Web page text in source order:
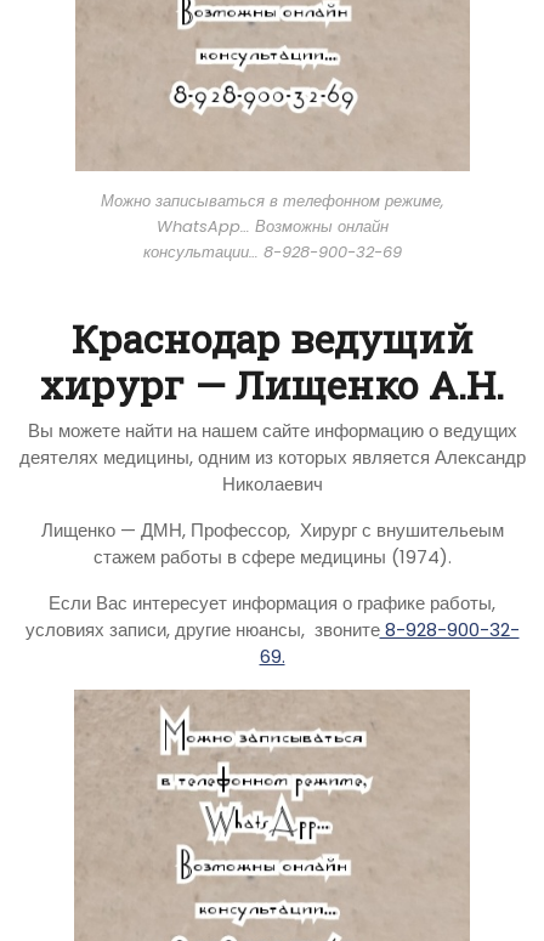
Можно записываться в телефонном режиме,
WhatsApp… Возможны онлайн
консультации… 8-928-900-32-69
Краснодар ведущий
хирург — Лищенко А.Н.
Вы можете найти на нашем сайте информацию о ведущих
деятелях медицины, одним из которых является Александр
Николаевич
Лищенко — ДМН, Профессор, Хирург с внушительеым
стажем работы в сфере медицины (1974).
Если Вас интересует информация о графике работы,
условиях записи, другие нюансы, звоните8-928-900-32-
69.